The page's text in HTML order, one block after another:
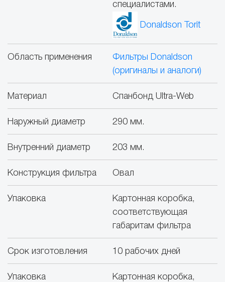
специалистами.
Donaldson Torit
Область применения
Фильтры Donaldson
(оригиналы и аналоги)
Материал Спанбонд Ultra-Web
Наружный диаметр 290 мм.
Внутренний диаметр 203 мм.
Конструкция фильтра Овал
Упаковка
Картонная коробка,
соответствующая
габаритам фильтра
Срок изготовления 10 рабочих дней
Упаковка
Картонная коробка,